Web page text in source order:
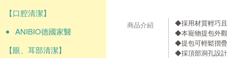
【口腔清潔】
ANIBIO德國家醫
【眼、耳部清潔】
商品介紹
◆採用材質輕巧
◆本寵物提包外
◆提包可輕鬆摺
◆採頂部洞孔設